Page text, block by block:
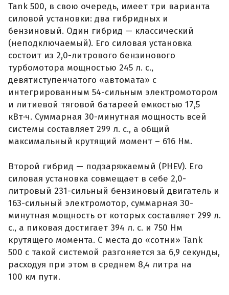
Tank 500, в свою очередь, имеет три варианта
силовой установки: два гибридных и
бензиновый. Один гибрид — классический
(неподключаемый). Его силовая установка
состоит из 2,0-литрового бензинового
турбомотора мощностью 245 л. с.,
девятиступенчатого «автомата» с
интегрированным 54-сильным электромотором
и литиевой тяговой батареей емкостью 17,5
кВт·ч. Суммарная 30-минутная мощность всей
системы составляет 299 л. с., а общий
максимальный крутящий момент – 616 Нм.
Второй гибрид — подзаряжаемый (PHEV). Его
силовая установка совмещает в себе 2,0-
литровый 231-сильный бензиновый двигатель и
163-сильный электромотор, суммарная 30-
минутная мощность от которых составляет 299 л.
с., а пиковая достигает 394 л. с. и 750 Нм
крутящего момента. С места до «сотни» Tank
500 с такой системой разгоняется за 6,9 секунды,
расходуя при этом в среднем 8,4 литра на
100 км пути.